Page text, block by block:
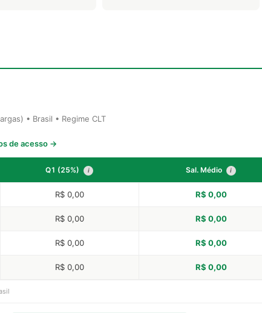
• Brasil • Regime CLT
de acesso →
Q1 (25%) i Sal. Médio i
R$ 0,00 R$ 0,00
R$ 0,00 R$ 0,00
R$ 0,00 R$ 0,00
R$ 0,00 R$ 0,00